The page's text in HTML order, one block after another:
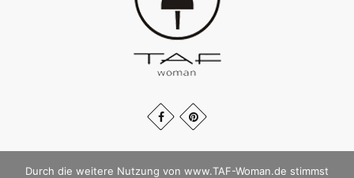
Durch die weitere Nutzung von www.TAF-Woman.de stimmst